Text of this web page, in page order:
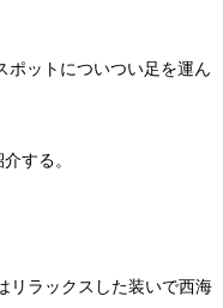
ポットについつい足を運ん
する。
リラックスした装いで西海